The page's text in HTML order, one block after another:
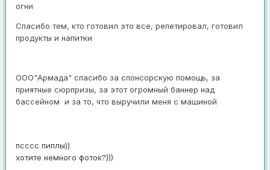
огни
Спасибо тем, кто готовил это все, репетировал, готовил
продукты и напитки
ООО"Армада" спасибо за спонсорскую помощь, за
приятные сюрпризы, за этот огромный баннер над
бассейном и за то, что выручили меня с машиной
псссс пиплы))
хотите немного фоток?)))